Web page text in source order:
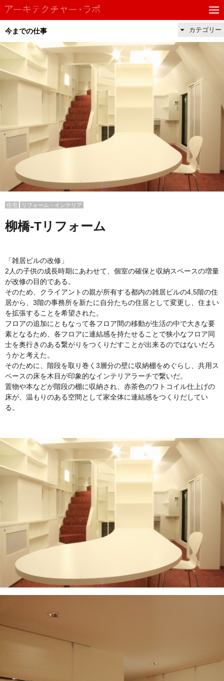
今までの仕事 カテゴリー
住宅 リフォーム・インテリア
柳橋-Tリフォーム
「雑居ビルの改修」
2人の子供の成長時期にあわせて、個室の確保と収納スペースの増量
が改修の目的である。
そのため、クライアントの親が所有する都内の雑居ビルの4,5階の住
居から、3階の事務所を新たに自分たちの住居として変更し、住まい
を拡張することを希望された。
フロアの追加にともなって各フロア間の移動が生活の中で大きな要
素となるため、各フロアに連結感を持たせることで狭小なフロア同
士を奥行きのある繋がりをつくりだすことが出来るのではないだろ
うかと考えた。
そのために、階段を取り巻く3層分の壁に収納棚をめぐらし、共用ス
ペースの床を木目が印象的なインテリアラーチで繋いだ。
置物や本などが階段の棚に収納され、赤茶色のワトコイル仕上げの
床が、温もりのある空間として家全体に連結感をつくりだしてい
る。